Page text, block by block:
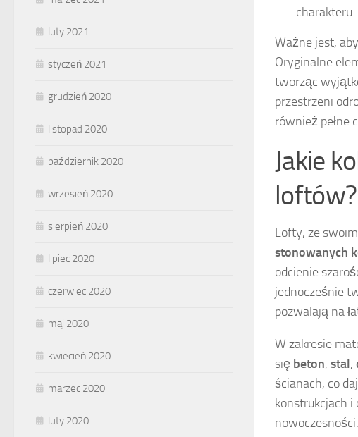
charakteru.
Ważne jest,
Oryginalne
tworząc
przestrzeni
również pełne
Jakie
loftów?
Lofty, ze
stonowanych
odcienie
jednocześnie
pozwalają na
W zakresie
się beton, stal,
ścianach, co
konstrukcjach
luty 2021
styczeń 2021
grudzień 2020
listopad 2020
październik 2020
wrzesień 2020
sierpień 2020
lipiec 2020
czerwiec 2020
maj 2020
kwiecień 2020
marzec 2020
luty 2020